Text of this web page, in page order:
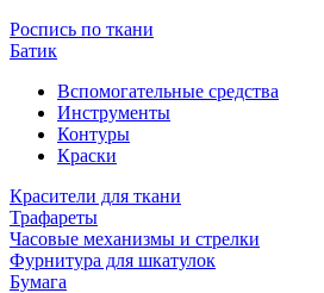
Роспись по ткани
Батик
Вспомогательные средства
Инструменты
Контуры
Краски
Красители для ткани
Трафареты
Часовые механизмы и стрелки
Фурнитура для шкатулок
Бумага